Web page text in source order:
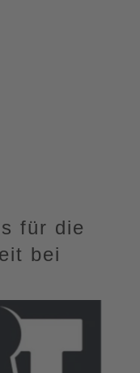
für die
bei